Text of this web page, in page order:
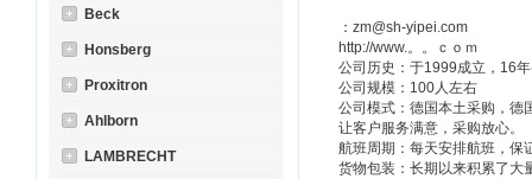
Beck
Honsberg
Proxitron
Ahlborn
LAMBRECHT
：zm@sh-yipei.com
http://www.。。ｃｏｍ
公司历史：于1999成立，16
公司规模：100人左右
公司模式：德国本土采购，德
让客户服务满意，采购放心。
航班周期：每天安排航班，保
货物包装：长期以来积累了大